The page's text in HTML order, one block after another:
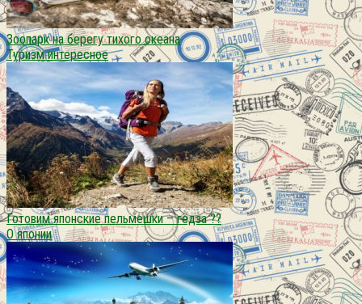
Зоопарк на берегу тихого океана
Туризм интересное
Готовим японские пельмешки – гёдза ??
О японии